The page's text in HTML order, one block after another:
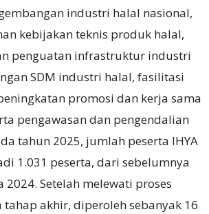
industri halal nasional,
kebijakan teknis produk halal,
penguatan infrastruktur industri
SDM industri halal, fasilitasi
promosi dan kerja sama
pengawasan dan pengendalian
tahun 2025, jumlah peserta IHYA
1.031 peserta, dari sebelumnya
2024. Setelah melewati proses
akhir, diperoleh sebanyak 16